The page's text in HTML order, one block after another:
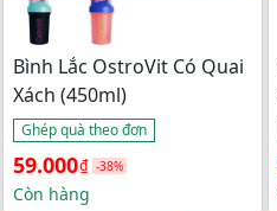
Bình Lắc OstroVit Có Quai
Xách (450ml)
Ghép quà theo đơn
Giá
gốc
59.000₫
Giá
hiện
-38%
Còn hàng